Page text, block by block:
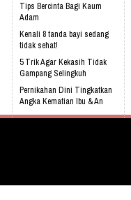
Tips Bercinta Bagi Kaum
Adam
Kenali 8 tanda bayi sedang
tidak sehat!
5 Trik Agar Kekasih Tidak
Gampang Selingkuh
Pernikahan Dini Tingkatkan
Angka Kematian Ibu & An
Sering Mengalami Mimpi